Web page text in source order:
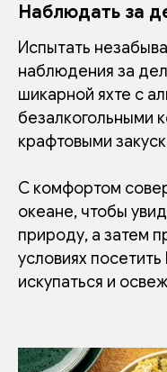
Наблюдать за
Испытать
наблюдения за
шикарной яхте с
безалкогольными
крафтовыми
С комфортом
океане, чтобы
природу, а затем
условиях
искупаться и